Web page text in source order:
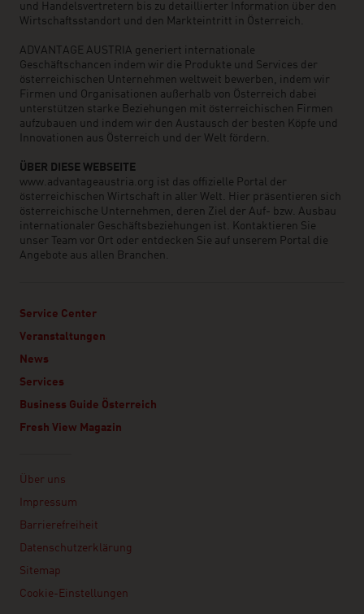
und Handelsvertretern bis zu detaillierter Information über den
Wirtschaftsstandort und den Markteintritt in Österreich.
ADVANTAGE AUSTRIA generiert internationale
Geschäftschancen indem wir die Produkte und Services der
österreichischen Unternehmen weltweit bewerben, indem wir
Firmen und Organisationen außerhalb von Österreich dabei
unterstützen starke Beziehungen mit österreichischen Firmen
aufzubauen und indem wir den Austausch der besten Köpfe und
Innovationen aus Österreich und der Welt fördern.
ÜBER DIESE WEBSEITE
www.advantageaustria.org ist das offizielle Portal der
österreichischen Wirtschaft in aller Welt. Hier präsentieren sich
österreichische Unternehmen, deren Ziel der Auf- bzw. Ausbau
internationaler Geschäftsbeziehungen ist. Kontaktieren Sie
unser Team vor Ort oder entdecken Sie auf unserem Portal die
Angebote aus allen Branchen.
Service Center
Veranstaltungen
News
Services
Business Guide Österreich
Fresh View Magazin
Über uns
Impressum
Barrierefreiheit
Datenschutzerklärung
Sitemap
Cookie-Einstellungen